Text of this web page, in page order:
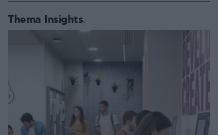
Thema Insights